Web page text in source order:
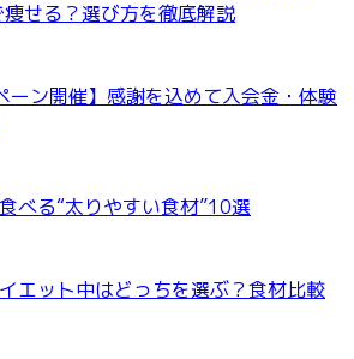
せる？選び方を徹底解説
ーン開催】感謝を込めて入会金・体験
べる“太りやすい食材”10選
エット中はどっちを選ぶ？食材比較